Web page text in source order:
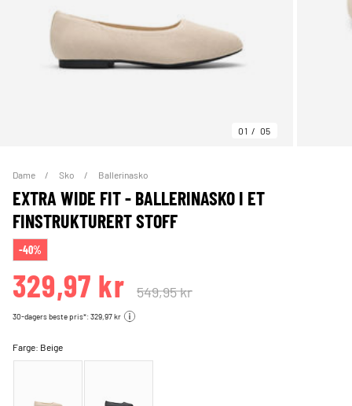
01 05
Dame Sko Ballerinasko
EXTRA WIDE FIT - BALLERINASKO I ET
FINSTRUKTURERT STOFF
-40%
329,97 kr 549,95 kr
30-dagers beste pris*: 329,97 kr
Farge: Beige